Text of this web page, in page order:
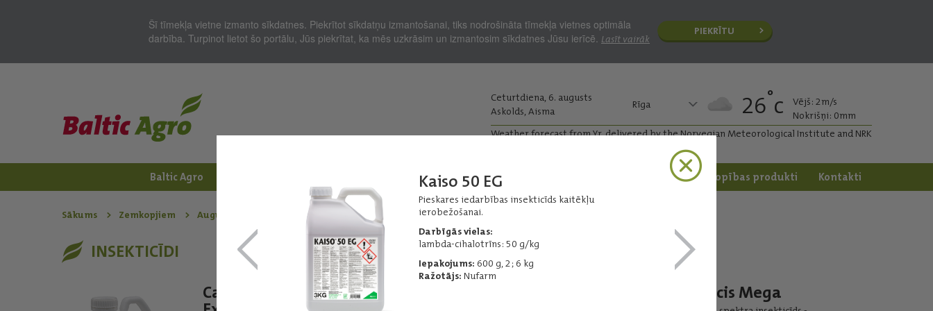
Šī tīmekļa vietne izmanto sīkdatnes. Piekrītot sīkdatņu izmantošanai, tiks nodrošināta tīmekļa vietnes optimāla
darbība. Turpinot lietot šo portālu, Jūs piekrītat, ka mēs uzkrāsim un izmantosim sīkdatnes Jūsu ierīcē. Lasīt vairāk
PIEKRĪTU
Ceturtdiena, 6. augusts
Askolds, Aisma
Rīga 26°c
Vējš: 2m/s
Nokrišņi: 0mm
Weather forecast from Yr, delivered by the Norvegian Meteorological Institute and NRK
Baltic Agro Lopkopjiem Ražas iepirkums Dārzkopības produkti Kontakti
Sākums Zemkopjiem Augu aizsardzības līdzekļi - Citi Insekticīdi
Kaiso 50 EG
Pieskares iedarbības insekticīds kaitēkļu
ierobežošanai.
Darbīgās vielas:
lambda-cihalotrīns: 50 g/kg
Iepakojums: 600 g, 2; 6 kg
Ražotājs: Nufarm
INSEKTICĪDI
Carnadine
Decis Mega